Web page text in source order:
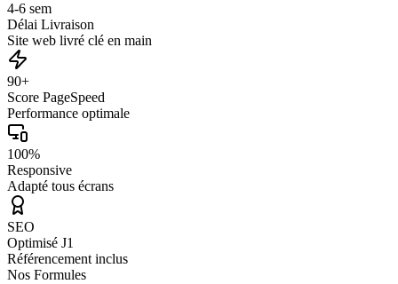
4-6 sem
Délai Livraison
Site web livré clé en main
90+
Score PageSpeed
Performance optimale
100%
Responsive
Adapté tous écrans
SEO
Optimisé J1
Référencement inclus
Nos Formules